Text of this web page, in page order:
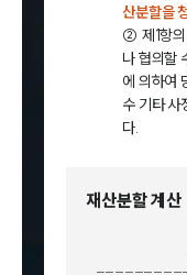
산분할을
② 제1항의
나 협의할
에 의하여
수 기타 사
다.
재산분할 계산